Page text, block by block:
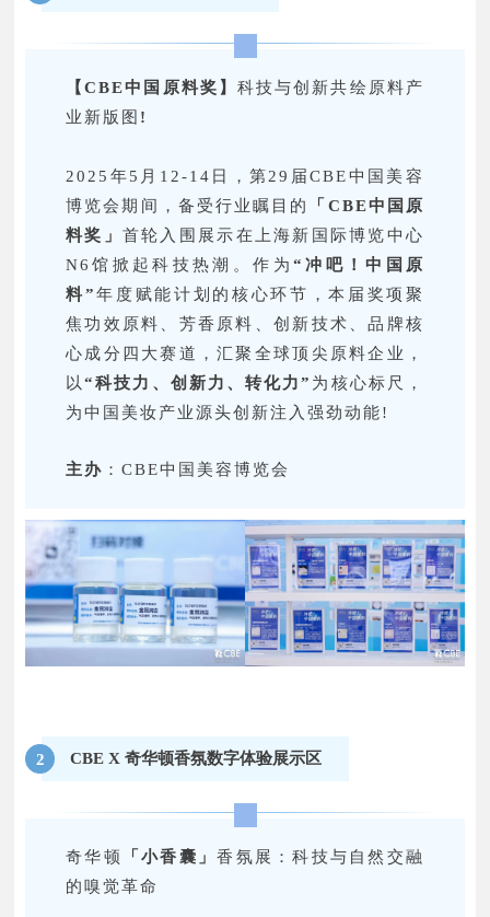
【CBE中国原料奖】 科技与创新共绘原料产
业新版图 !
2025年5月12-14日，第29届CBE中国美容
博览会期间，备受行业瞩目的
「CBE中国原
料奖」 首轮入围展示在上海新国际博览中心
N6馆掀起科技热潮。作为 “冲吧！中国原
料”年度赋能计划的核心环节，本届奖项聚
焦功效原料、芳香原料、创新技术、品牌核
心成分四大赛道，汇聚全球顶尖原料企业，
以“科技力、创新力、转化力” 为核心标尺，
为中国美妆产业源头创新注入强劲动能!
主办 ：CBE中国美容博览会
2 CBE X 奇华顿香氛数字体验展示区
奇华顿 「小香囊」香氛展：科技与自然交融
的嗅觉革命